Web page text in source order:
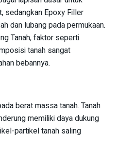
sedangkan Epoxy Filler
dan lubang pada permukaan.
Tanah, faktor seperti
tanah sangat
bebannya.
berat massa tanah. Tanah
memiliki daya dukung
partikel tanah saling